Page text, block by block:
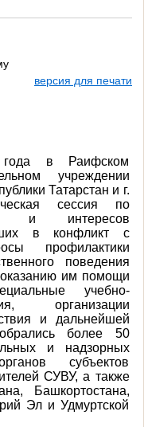
версия для печати
в Раифском
учреждении
Татарстан и г.
сессия по
и интересов
в конфликт с
профилактики
поведения
им помощи
учебно-
организации
и дальнейшей
более 50
и надзорных
субъектов
СУВУ, а также
Башкортостана,
Эл и Удмуртской